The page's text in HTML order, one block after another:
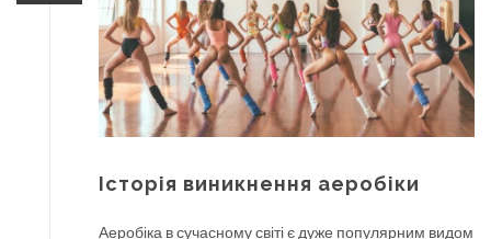
Історія виникнення аеробіки
Аеробіка в сучасному світі є дуже популярним видом